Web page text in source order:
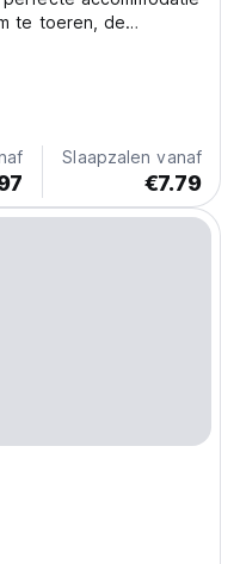
te toeren, de
genieten van een
Slaapzalen vanaf
€7.79